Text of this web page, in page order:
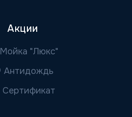
Акции
Мойка "Люкс"
Антидождь
Сертификат